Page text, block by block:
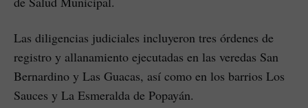
Las diligencias judiciales incluyeron tres órdenes de
registro y allanamiento ejecutadas en las veredas San
Bernardino y Las Guacas, así como en los barrios Los
Sauces y La Esmeralda de Popayán.